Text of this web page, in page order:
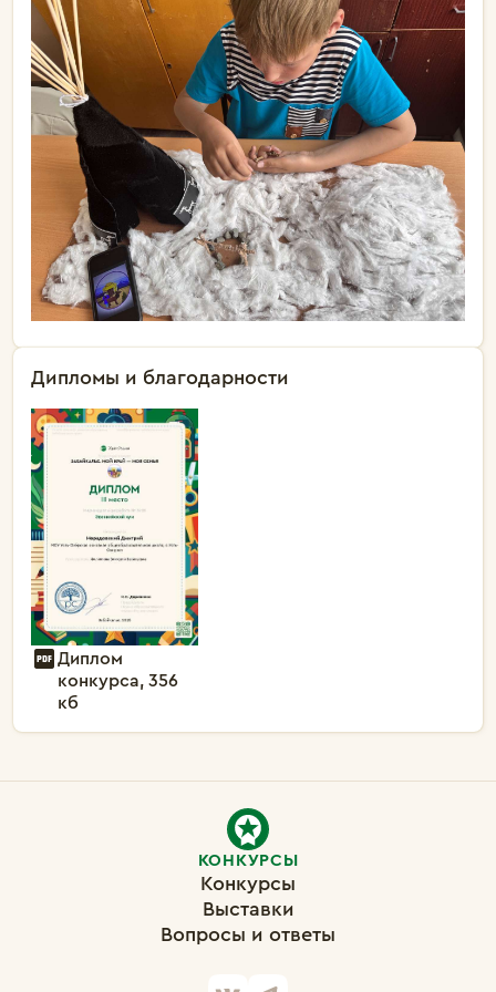
Дипломы и благодарности
Диплом
конкурса, 356
кб
КОНКУРСЫ
Конкурсы
Выставки
Вопросы и ответы